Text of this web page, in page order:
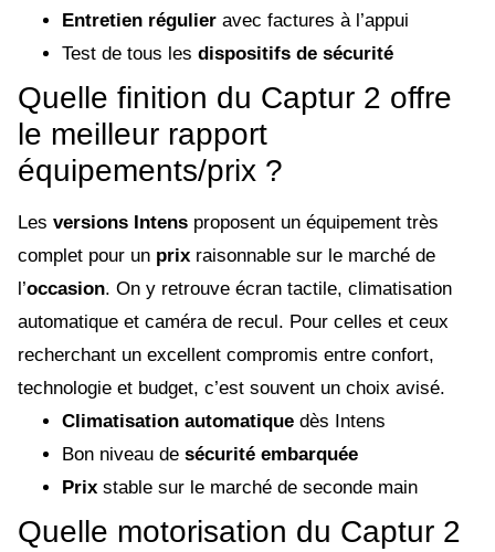
Entretien régulier avec factures à l’appui
Test de tous les dispositifs de sécurité
Quelle finition du Captur 2 offre
le meilleur rapport
équipements/prix ?
Les versions Intens proposent un équipement très
complet pour un prix raisonnable sur le marché de
l’occasion. On y retrouve écran tactile, climatisation
automatique et caméra de recul. Pour celles et ceux
recherchant un excellent compromis entre confort,
technologie et budget, c’est souvent un choix avisé.
Climatisation automatique dès Intens
Bon niveau de sécurité embarquée
Prix stable sur le marché de seconde main
Quelle motorisation du Captur 2